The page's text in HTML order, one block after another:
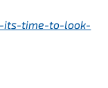
its-time-to-look-